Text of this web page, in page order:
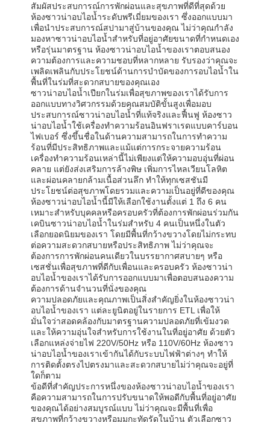
สัมผัสประสบการณ์การพักผ่อนและสุขภาพที่ดีที่สุดด้วย
ห้องซาวน่าอบไอน้ำระดับพรีเมี่ยมของเรา ซึ่งออกแบบมา
เพื่อนำประสบการณ์สปามาสู่บ้านของคุณ ไม่ว่าคุณกำลัง
มองหาซาวน่าอบไอน้ำสำหรับที่อยู่อาศัยขนาดที่กำหนดเอง
หรือรุ่นมาตรฐาน ห้องซาวน่าอบไอน้ำของเราตอบสนอง
ความต้องการและความชอบที่หลากหลาย รับรองว่าคุณจะ
เพลิดเพลินกับประโยชน์ด้านการบำบัดของการอบไอน้ำใน
พื้นที่ในร่มที่สะดวกสบายของคุณเอง
ซาวน่าอบไอน้ำเปียกในร่มเพื่อสุขภาพของเราได้รับการ
ออกแบบทางวิศวกรรมด้วยคุณสมบัติขั้นสูงเพื่อมอบ
ประสบการณ์ซาวน่าอบไอน้ำที่แท้จริงและฟื้นฟู ห้องซาว
น่าอบไอน้ำใช้เครื่องทำความร้อนอินฟราเรดแบบคาร์บอน
ไฟเบอร์ ซึ่งขึ้นชื่อในด้านความสามารถในการทำความ
ร้อนที่มีประสิทธิภาพและแม้แต่การกระจายความร้อน
เครื่องทำความร้อนเหล่านี้ไม่เพียงแต่ให้ความอบอุ่นที่ผ่อน
คลาย แต่ยังส่งเสริมการล้างพิษ เพิ่มการไหลเวียนโลหิต
และผ่อนคลายกล้ามเนื้อส่วนลึก ทำให้ทุกเซสชันมี
ประโยชน์ต่อสุขภาพโดยรวมและความเป็นอยู่ที่ดีของคุณ
ห้องซาวน่าอบไอน้ำนี้มีให้เลือกใช้งานตั้งแต่ 1 ถึง 6 คน
เหมาะสำหรับบุคคลหรือครอบครัวที่ต้องการพักผ่อนร่วมกัน
เคบินซาวน่าอบไอน้ำในร่มสำหรับ 4 คนเป็นหนึ่งในตัว
เลือกยอดนิยมของเรา โดยมีพื้นที่กว้างขวางโดยไม่กระทบ
ต่อความสะดวกสบายหรือประสิทธิภาพ ไม่ว่าคุณจะ
ต้องการการพักผ่อนคนเดียวในบรรยากาศสบายๆ หรือ
เซสชั่นเพื่อสุขภาพที่ดีกับเพื่อนและครอบครัว ห้องซาวน่า
อบไอน้ำของเราได้รับการออกแบบมาเพื่อตอบสนองความ
ต้องการด้านจำนวนที่นั่งของคุณ
ความปลอดภัยและคุณภาพเป็นสิ่งสำคัญยิ่งในห้องซาวน่า
อบไอน้ำของเรา แต่ละยูนิตอยู่ในรายการ ETL เพื่อให้
มั่นใจว่าสอดคล้องกับมาตรฐานความปลอดภัยที่เข้มงวด
และให้ความอุ่นใจสำหรับการใช้งานในที่อยู่อาศัย ด้วยตัว
เลือกแหล่งจ่ายไฟ 220V/50Hz หรือ 110V/60Hz ห้องซาว
น่าอบไอน้ำของเราเข้ากันได้กับระบบไฟฟ้าต่างๆ ทำให้
การติดตั้งตรงไปตรงมาและสะดวกสบายไม่ว่าคุณจะอยู่ที่
ใดก็ตาม
ข้อดีที่สำคัญประการหนึ่งของห้องซาวน่าอบไอน้ำของเรา
คือความสามารถในการปรับขนาดให้พอดีกับพื้นที่อยู่อาศัย
ของคุณได้อย่างสมบูรณ์แบบ ไม่ว่าคุณจะมีพื้นที่เพื่อ
สุขภาพที่กว้างขวางหรือมุมกะทัดรัดในบ้าน ตัวเลือกซาว